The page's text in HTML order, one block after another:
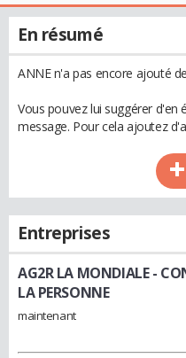
En résumé
ANNE n'a pas encore ajouté
Vous pouvez lui suggérer d'en
message. Pour cela ajoutez
Entreprises
AG2R LA MONDIALE-
LA PERSONNE
maintenant